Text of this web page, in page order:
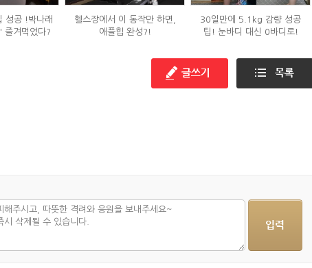
성공 !박나래
즐겨먹었다?
헬스장에서 이 동작만 하면,
애플힙 완성?!
30일만에 5.1kg 감량 성공
팁! 눈바디 대신 0바디로!